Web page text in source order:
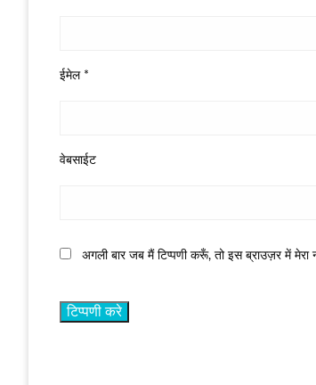
ईमेल *
वेबसाईट
अगली बार जब मैं टिप्पणी करूँ, तो इस ब्राउज़र में